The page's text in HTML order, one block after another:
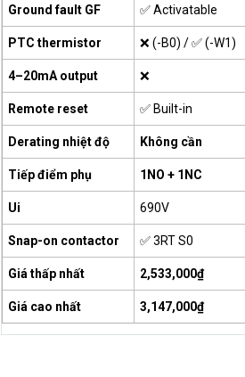
Ground fault GF ✅ Activatable
PTC thermistor ❌ (-B0) / ✅ (-W1)
4–20mA output ❌
Remote reset ✅ Built-in
Derating nhiệt độ Không cần
Tiếp điểm phụ 1NO + 1NC
Ui 690V
Snap-on contactor ✅ 3RT S0
Giá thấp nhất 2,533,000₫
Giá cao nhất 3,147,000₫